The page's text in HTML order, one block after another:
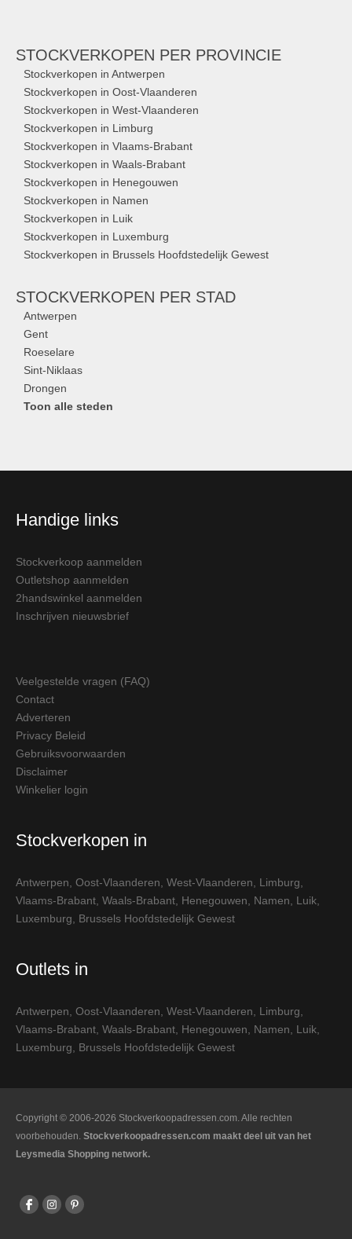
STOCKVERKOPEN PER PROVINCIE
Stockverkopen in Antwerpen
Stockverkopen in Oost-Vlaanderen
Stockverkopen in West-Vlaanderen
Stockverkopen in Limburg
Stockverkopen in Vlaams-Brabant
Stockverkopen in Waals-Brabant
Stockverkopen in Henegouwen
Stockverkopen in Namen
Stockverkopen in Luik
Stockverkopen in Luxemburg
Stockverkopen in Brussels Hoofdstedelijk Gewest
STOCKVERKOPEN PER STAD
Antwerpen
Gent
Roeselare
Sint-Niklaas
Drongen
Toon alle steden
Handige links
Stockverkoop aanmelden
Outletshop aanmelden
2handswinkel aanmelden
Inschrijven nieuwsbrief
Veelgestelde vragen (FAQ)
Contact
Adverteren
Privacy Beleid
Gebruiksvoorwaarden
Disclaimer
Winkelier login
Stockverkopen in
Antwerpen Oost-Vlaanderen West-Vlaanderen Limburg
Vlaams-Brabant Waals-Brabant Henegouwen Namen Luik
Luxemburg
Brussels Hoofdstedelijk Gewest
Outlets in
Antwerpen Oost-Vlaanderen West-Vlaanderen Limburg
Vlaams-Brabant Waals-Brabant Henegouwen Namen Luik
Luxemburg
Brussels Hoofdstedelijk Gewest
Copyright © 2006-2026 Stockverkoopadressen.com. Alle rechten
voorbehouden. Stockverkoopadressen.com maakt deel uit van het
Leysmedia Shopping network.